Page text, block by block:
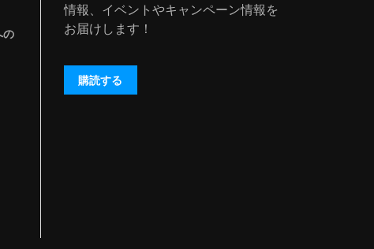
の
情報、イベントやキャンペーン情報を
お届けします！
購読する